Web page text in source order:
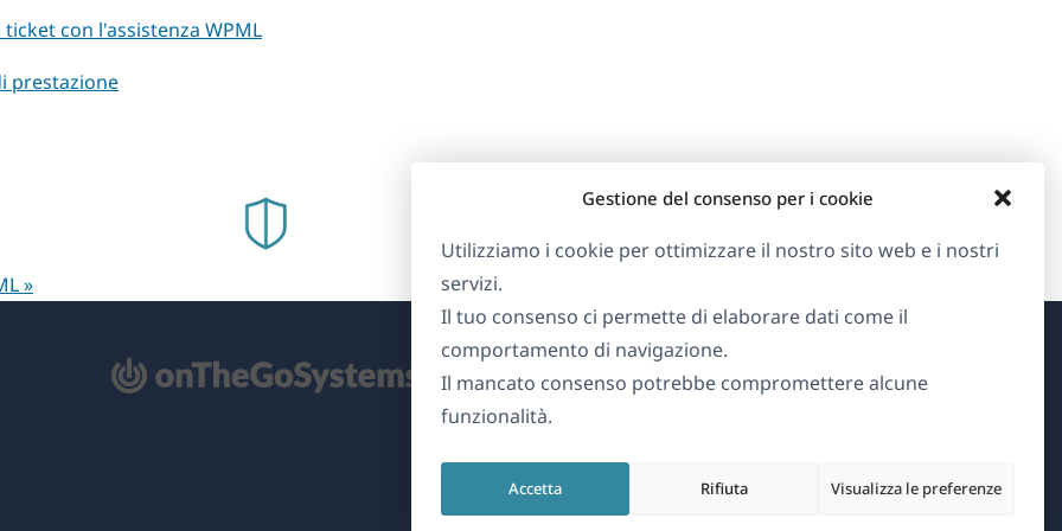
Gestione del consenso per i cookie
Utilizziamo i cookie per ottimizzare il nostro sito web e i nostri
servizi.
Il tuo consenso ci permette di elaborare dati come il
comportamento di navigazione.
Il mancato consenso potrebbe compromettere alcune
funzionalità.
Accetta Rifiuta Visualizza le preferenze
con l'assistenza WPML
prestazione
»
Informazioni su WPML
apre